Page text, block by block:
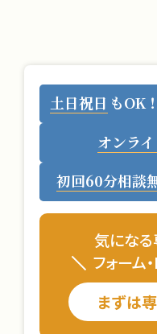
土日祝日 もOK！
オンラ
初回60分相談
気になる
フォーム
まずは